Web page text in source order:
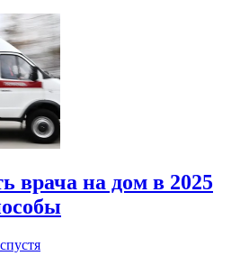
врача на дом в 2025